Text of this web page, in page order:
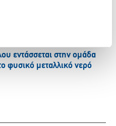
εντάσσεται στην ομάδα
φυσικό μεταλλικό νερό